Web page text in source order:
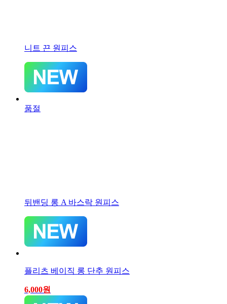
니트 끈 원피스
품절
뒤밴딩 롱 A 바스락 원피스
플리츠 베이직 롱 단추 원피스
6,000원